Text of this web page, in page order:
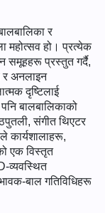
र
महोत्सव हो। प्रत्येक
समूहहरू प्रस्तुत गर्दै,
र अनलाइन
दृष्टिलाई
बालबालिकाको
संगीत थिएटर
कार्यशालाहरू,
एक विस्तृत
व्यवस्थित
बाल गतिविधिहरू